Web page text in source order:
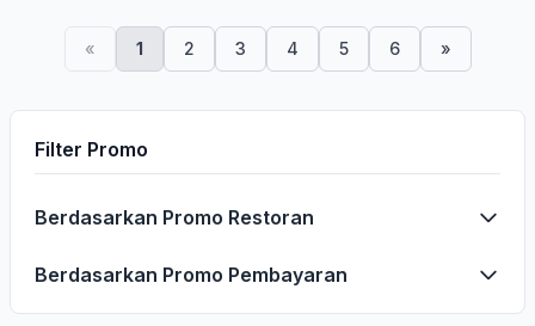
« 1 2 3 4 5 6 »
Filter Promo
Berdasarkan Promo Restoran
Berdasarkan Promo Pembayaran